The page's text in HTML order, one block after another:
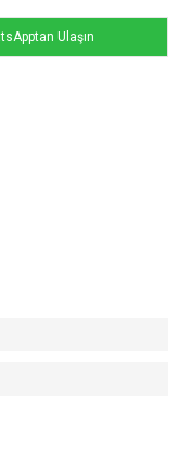
Ulaşın